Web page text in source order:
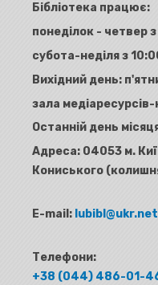
Бібліотека працює:
понеділок - четвер
субота-неділя з
Вихідний день:
зала медіаресурсів-
Останній день
Адреса: 04053 м.
Кониського
E-mail: lubibl@ukr.net
Телефони:
+38 (044) 486-01-